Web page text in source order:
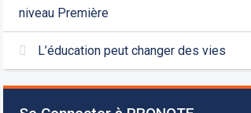
niveau Première
L’éducation peut changer des vies